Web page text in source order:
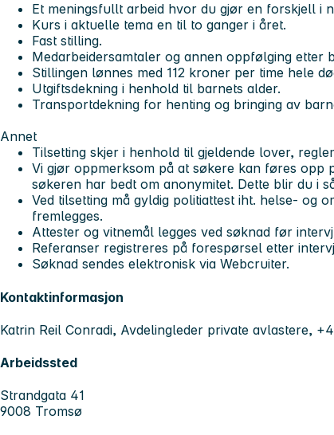
Et meningsfullt arbeid hvor du gjør en forskjell i
Kurs i aktuelle tema en til to ganger i året.
Fast stilling.
Medarbeidersamtaler og annen oppfølging etter
Stillingen lønnes med 112 kroner per time hele
Utgiftsdekning i henhold til barnets alder.
Transportdekning for henting og bringing av
Annet
Tilsetting skjer i henhold til gjeldende lover,
Vi gjør oppmerksom på at søkere kan føres opp
søkeren har bedt om anonymitet. Dette blir du i
Ved tilsetting må gyldig politiattest iht. helse- og
fremlegges.
Attester og vitnemål legges ved søknad før
Referanser registreres på forespørsel etter
Søknad sendes elektronisk via Webcruiter.
Kontaktinformasjon
Katrin Reil Conradi, Avdelingleder private avlastere,
Arbeidssted
Strandgata 41
9008 Tromsø